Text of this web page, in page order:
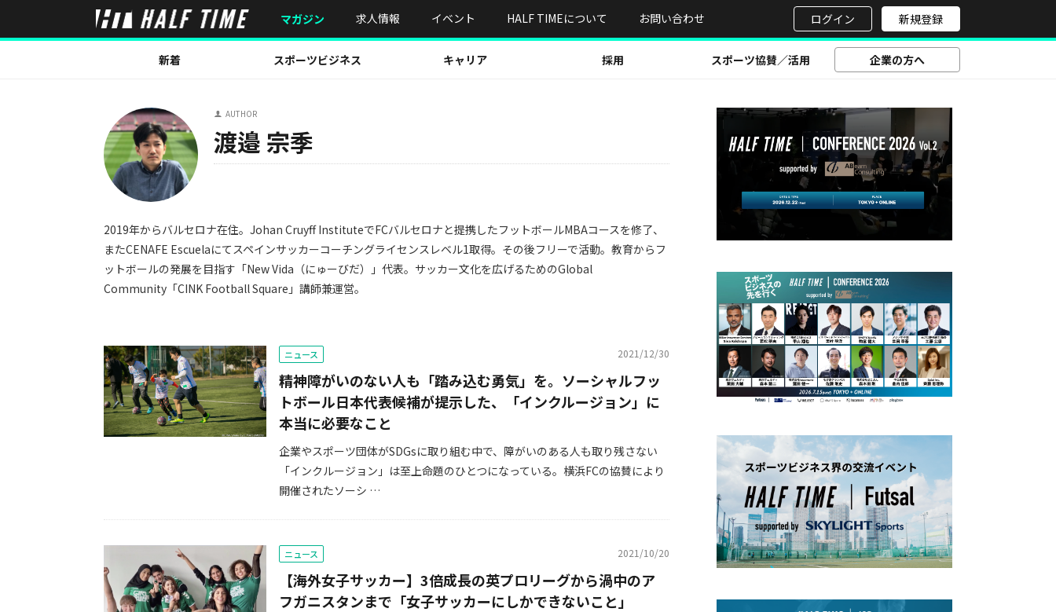
マガジン 求人情報 イベント HALF TIMEについて お問い合わせ ログイン 新規登録
新着 スポーツビジネス キャリア 採用 スポーツ協賛／活用 企業の方へ
AUTHOR
渡邉 宗季
2019年からバルセロナ在住。Johan Cruyff InstituteでFCバルセロナと提携したフットボールMBAコースを修了、
またCENAFE Escuelaにてスペインサッカーコーチングライセンスレベル1取得。その後フリーで活動。教育からフ
ットボールの発展を目指す「New Vida（にゅーびだ）」代表。サッカー文化を広げるためのGlobal
Community「CINK Football Square」講師兼運営。
ニュース 2021/12/30
精神障がいのない人も「踏み込む勇気」を。ソーシャルフッ
トボール日本代表候補が提示した、「インクルージョン」に
本当に必要なこと
企業やスポーツ団体がSDGsに取り組む中で、障がいのある人も取り残さない
「インクルージョン」は至上命題のひとつになっている。横浜FCの協賛により
開催されたソーシ …
ニュース 2021/10/20
【海外女子サッカー】3倍成長の英プロリーグから渦中のア
フガニスタンまで「女子サッカーにしかできないこと」